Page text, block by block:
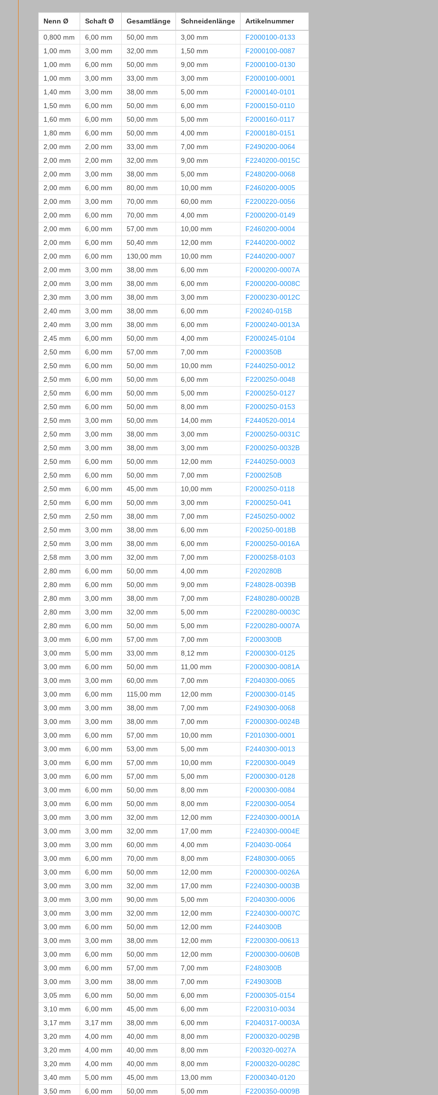
Nenn Ø Schaft Ø Gesamtlänge Schneidenlänge Artikelnummer
0,800 mm 6,00 mm 50,00 mm 3,00 mm
F2000100-0133
1,00 mm
3,00 mm 32,00 mm 1,50 mm
F2000100-0087
1,00 mm
6,00 mm 50,00 mm 9,00 mm
F2000100-0130
1,00 mm
3,00 mm 33,00 mm 3,00 mm
F2000100-0001
1,40 mm
3,00 mm 38,00 mm 5,00 mm
F2000140-0101
1,50 mm
6,00 mm 50,00 mm 6,00 mm
F2000150-0110
1,60 mm
6,00 mm 50,00 mm 5,00 mm
F2000160-0117
1,80 mm
6,00 mm 50,00 mm 4,00 mm
F2000180-0151
2,00 mm
2,00 mm 33,00 mm 7,00 mm
F2490200-0064
2,00 mm
2,00 mm 32,00 mm 9,00 mm
F2240200-0015C
2,00 mm
3,00 mm 38,00 mm 5,00 mm
F2480200-0068
2,00 mm
6,00 mm 80,00 mm 10,00 mm
F2460200-0005
2,00 mm
3,00 mm 70,00 mm 60,00 mm
F2200220-0056
2,00 mm
6,00 mm 70,00 mm 4,00 mm
F2000200-0149
2,00 mm
6,00 mm 57,00 mm 10,00 mm
F2460200-0004
2,00 mm
6,00 mm 50,40 mm 12,00 mm
F2440200-0002
2,00 mm
6,00 mm 130,00 mm 10,00 mm
F2440200-0007
2,00 mm
3,00 mm 38,00 mm 6,00 mm
F2000200-0007A
2,00 mm
3,00 mm 38,00 mm 6,00 mm
F2000200-0008C
2,30 mm
3,00 mm 38,00 mm 3,00 mm
F2000230-0012C
2,40 mm
3,00 mm 38,00 mm 6,00 mm
F200240-015B
2,40 mm
3,00 mm 38,00 mm 6,00 mm
F2000240-0013A
2,45 mm
6,00 mm 50,00 mm 4,00 mm
F2000245-0104
2,50 mm
6,00 mm 57,00 mm 7,00 mm
F2000350B
2,50 mm
6,00 mm 50,00 mm 10,00 mm
F2440250-0012
2,50 mm
6,00 mm 50,00 mm 6,00 mm
F2200250-0048
2,50 mm
6,00 mm 50,00 mm 5,00 mm
F2000250-0127
2,50 mm
6,00 mm 50,00 mm 8,00 mm
F2000250-0153
2,50 mm
3,00 mm 50,00 mm 14,00 mm
F2440520-0014
2,50 mm
3,00 mm 38,00 mm 3,00 mm
F2000250-0031C
2,50 mm
3,00 mm 38,00 mm 3,00 mm
F2000250-0032B
2,50 mm
6,00 mm 50,00 mm 12,00 mm
F2440250-0003
2,50 mm
6,00 mm 50,00 mm 7,00 mm
F2000250B
2,50 mm
6,00 mm 45,00 mm 10,00 mm
F2000250-0118
2,50 mm
6,00 mm 50,00 mm 3,00 mm
F2000250-041
2,50 mm
2,50 mm 38,00 mm 7,00 mm
F2450250-0002
2,50 mm
3,00 mm 38,00 mm 6,00 mm
F200250-0018B
2,50 mm
3,00 mm 38,00 mm 6,00 mm
F2000250-0016A
2,58 mm
3,00 mm 32,00 mm 7,00 mm
F2000258-0103
2,80 mm
6,00 mm 50,00 mm 4,00 mm
F2020280B
2,80 mm
6,00 mm 50,00 mm 9,00 mm
F248028-0039B
2,80 mm
3,00 mm 38,00 mm 7,00 mm
F2480280-0002B
2,80 mm
3,00 mm 32,00 mm 5,00 mm
F2200280-0003C
2,80 mm
6,00 mm 50,00 mm 5,00 mm
F2200280-0007A
3,00 mm
6,00 mm 57,00 mm 7,00 mm
F2000300B
3,00 mm
5,00 mm 33,00 mm 8,12 mm
F2000300-0125
3,00 mm
6,00 mm 50,00 mm 11,00 mm
F2000300-0081A
3,00 mm
3,00 mm 60,00 mm 7,00 mm
F2040300-0065
3,00 mm
6,00 mm 115,00 mm 12,00 mm
F2000300-0145
3,00 mm
3,00 mm 38,00 mm 7,00 mm
F2490300-0068
3,00 mm
3,00 mm 38,00 mm 7,00 mm
F2000300-0024B
3,00 mm
6,00 mm 57,00 mm 10,00 mm
F2010300-0001
3,00 mm
6,00 mm 53,00 mm 5,00 mm
F2440300-0013
3,00 mm
6,00 mm 57,00 mm 10,00 mm
F2200300-0049
3,00 mm
6,00 mm 57,00 mm 5,00 mm
F2000300-0128
3,00 mm
6,00 mm 50,00 mm 8,00 mm
F2000300-0084
3,00 mm
6,00 mm 50,00 mm 8,00 mm
F2200300-0054
3,00 mm
3,00 mm 32,00 mm 12,00 mm
F2240300-0001A
3,00 mm
3,00 mm 32,00 mm 17,00 mm
F2240300-0004E
3,00 mm
3,00 mm 60,00 mm 4,00 mm
F204030-0064
3,00 mm
6,00 mm 70,00 mm 8,00 mm
F2480300-0065
3,00 mm
6,00 mm 50,00 mm 12,00 mm
F2000300-0026A
3,00 mm
3,00 mm 32,00 mm 17,00 mm
F2240300-0003B
3,00 mm
3,00 mm 90,00 mm 5,00 mm
F2040300-0006
3,00 mm
3,00 mm 32,00 mm 12,00 mm
F2240300-0007C
3,00 mm
6,00 mm 50,00 mm 12,00 mm
F2440300B
3,00 mm
3,00 mm 38,00 mm 12,00 mm
F2200300-00613
3,00 mm
6,00 mm 50,00 mm 12,00 mm
F2000300-0060B
3,00 mm
6,00 mm 57,00 mm 7,00 mm
F2480300B
3,00 mm
3,00 mm 38,00 mm 7,00 mm
F2490300B
3,05 mm
6,00 mm 50,00 mm 6,00 mm
F2000305-0154
3,10 mm
6,00 mm 45,00 mm 6,00 mm
F2200310-0034
3,17 mm
3,17 mm 38,00 mm 6,00 mm
F2040317-0003A
3,20 mm
4,00 mm 40,00 mm 8,00 mm
F2000320-0029B
3,20 mm
4,00 mm 40,00 mm 8,00 mm
F200320-0027A
3,20 mm
4,00 mm 40,00 mm 8,00 mm
F2000320-0028C
3,40 mm
5,00 mm 45,00 mm 13,00 mm
F2000340-0120
3,50 mm
6,00 mm 50,00 mm 5,00 mm F2200350-0009B